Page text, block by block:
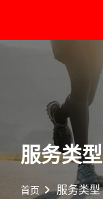
服务类型
首页 服务类型